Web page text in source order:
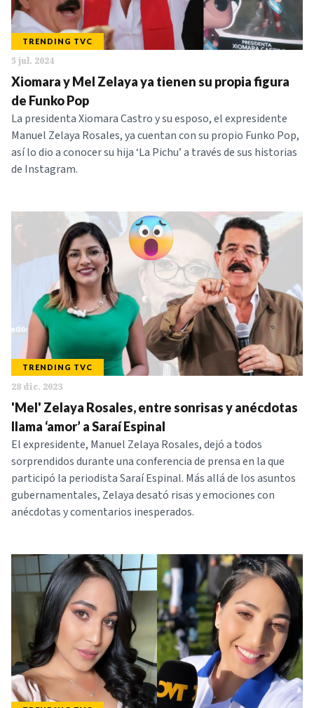
TRENDING TVC
5 jul. 2024
Xiomara y Mel Zelaya ya tienen su propia figura
de Funko Pop
La presidenta Xiomara Castro y su esposo, el expresidente
Manuel Zelaya Rosales, ya cuentan con su propio Funko Pop,
así lo dio a conocer su hija ‘La Pichu’ a través de sus historias
de Instagram.
TRENDING TVC
28 dic. 2023
'Mel' Zelaya Rosales, entre sonrisas y anécdotas
llama ‘amor’ a Saraí Espinal
El expresidente, Manuel Zelaya Rosales, dejó a todos
sorprendidos durante una conferencia de prensa en la que
participó la periodista Saraí Espinal. Más allá de los asuntos
gubernamentales, Zelaya desató risas y emociones con
anécdotas y comentarios inesperados.